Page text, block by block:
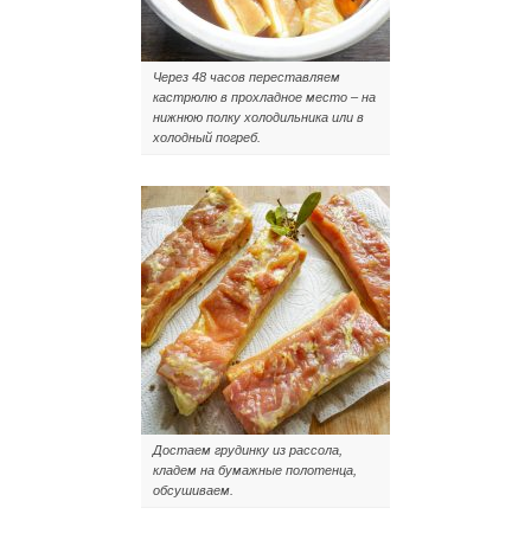
Через 48 часов переставляем
кастрюлю в прохладное место – на
нижнюю полку холодильника или в
холодный погреб.
Достаем грудинку из рассола,
кладем на бумажные полотенца,
обсушиваем.